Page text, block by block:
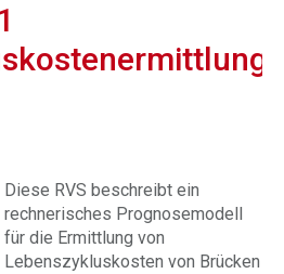
Diese RVS beschreibt ein
rechnerisches Prognosemodell
für die Ermittlung von
Lebenszykluskosten von Brücken